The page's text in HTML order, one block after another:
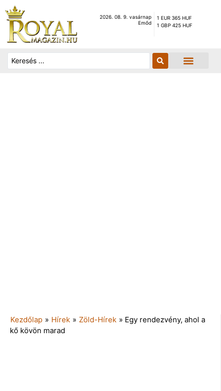
2026. 08. 9. vasárnap
Emőd
1 EUR 365 HUF
1 GBP 425 HUF
Kezdőlap » Hírek » Zöld-Hírek » Egy rendezvény, ahol a
kő kövön marad